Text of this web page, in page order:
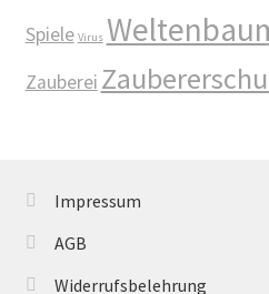
Umweg ins Glück
Spiele Virus
Zauberei
Impressum
AGB
Widerrufsbelehrung